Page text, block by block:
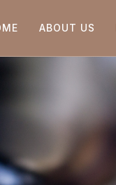
ABOUT US